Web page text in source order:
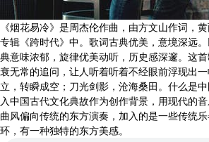
《烟花易冷》是周杰伦作曲，由方文山作词，
专辑《跨时代》中。歌词古典优美，意境深远
典意味浓郁，旋律优美动听，历史感深邃。这
衰无常的追问，让人听着听着不经眼前浮现出
立，转瞬成空；刀光剑影，沧海桑田。什么是
入中国古代文化典故作为创作背景，用现代的音
曲风偏向传统的东方演奏，加入的是一些传统
环，有一种独特的东方美感。